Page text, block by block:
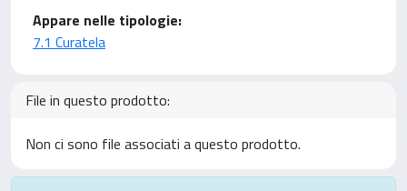
Appare nelle tipologie:
7.1 Curatela
File in questo prodotto:
Non ci sono file associati a questo prodotto.